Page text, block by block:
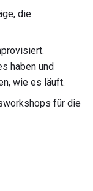
die
haben und
wie es läuft.
für die